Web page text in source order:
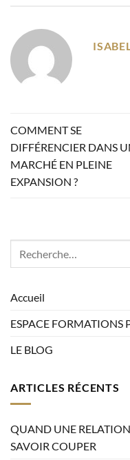
COMMENT SE
DIFFÉRENCIER DANS
MARCHÉ EN PLEINE
EXPANSION ?
Accueil
ESPACE FORMATIONS
LE BLOG
ARTICLES RÉCENTS
QUAND UNE
SAVOIR COUPER